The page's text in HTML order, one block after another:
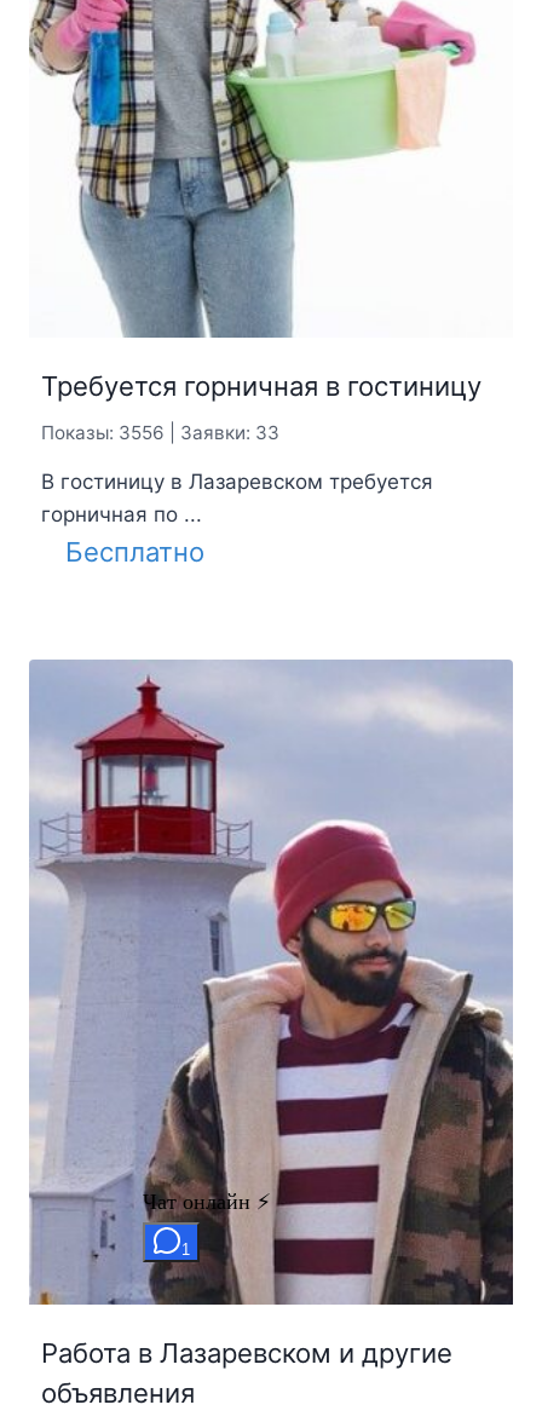
Требуется горничная в гостиницу
Показы: 3556 | Заявки: 33
В гостиницу в Лазаревском требуется
горничная по ...
Бесплатно
Работа в Лазаревском и другие
объявления